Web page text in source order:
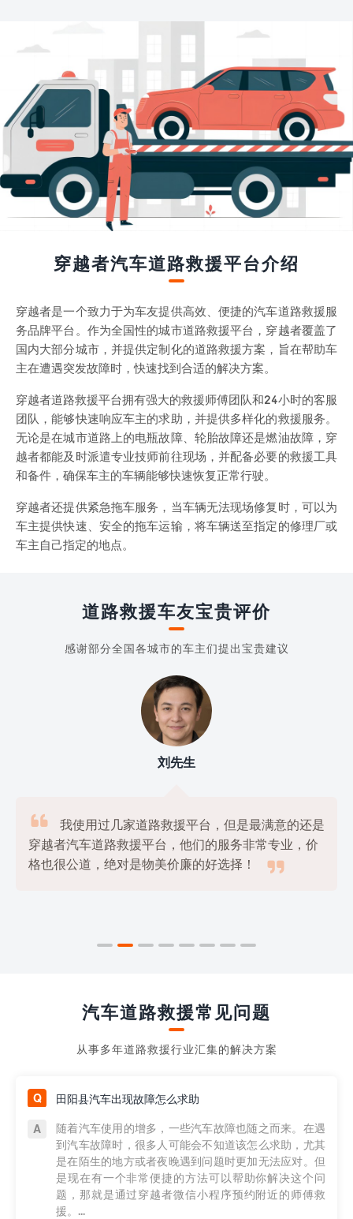
穿越者汽车道路救援平台介绍
穿越者是一个致力于为车友提供高效、便捷的汽车道路救援服
务品牌平台。作为全国性的城市道路救援平台，穿越者覆盖了
国内大部分城市，并提供定制化的道路救援方案，旨在帮助车
主在遭遇突发故障时，快速找到合适的解决方案。
穿越者道路救援平台拥有强大的救援师傅团队和24小时的客服
团队，能够快速响应车主的求助，并提供多样化的救援服务。
无论是在城市道路上的电瓶故障、轮胎故障还是燃油故障，穿
越者都能及时派遣专业技师前往现场，并配备必要的救援工具
和备件，确保车主的车辆能够快速恢复正常行驶。
穿越者还提供紧急拖车服务，当车辆无法现场修复时，可以为
车主提供快速、安全的拖车运输，将车辆送至指定的修理厂或
车主自己指定的地点。
道路救援车友宝贵评价
感谢部分全国各城市的车主们提出宝贵建议
刘先生

我使用过几家道路救援平台，但是最满意的还是
穿越者汽车道路救援平台，他们的服务非常专业，价
格也很公道，绝对是物美价廉的好选择！

汽车道路救援常见问题
从事多年道路救援行业汇集的解决方案
田阳县汽车出现故障怎么求助
随着汽车使用的增多，一些汽车故障也随之而来。在遇
到汽车故障时，很多人可能会不知道该怎么求助，尤其
是在陌生的地方或者夜晚遇到问题时更加无法应对。但
是现在有一个非常便捷的方法可以帮助你解决这个问
题，那就是通过穿越者微信小程序预约附近的师傅救
援。...